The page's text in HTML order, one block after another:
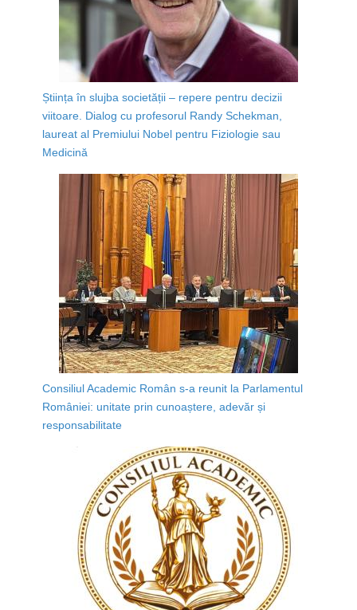
Știința în slujba societății – repere pentru decizii
viitoare. Dialog cu profesorul Randy Schekman,
laureat al Premiului Nobel pentru Fiziologie sau
Medicină
Consiliul Academic Român s-a reunit la Parlamentul
României: unitate prin cunoaștere, adevăr și
responsabilitate